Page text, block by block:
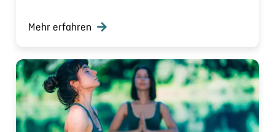
Mehr erfahren